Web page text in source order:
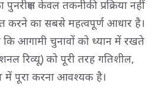
केवल तकनीकी प्रक्रिया नहीं
करने का सबसे महत्वपूर्ण आधार है।
कि आगामी चुनावों को ध्यान में रखते
रिव्यू) को पूरी तरह गतिशील,
पूरा करना आवश्यक है।